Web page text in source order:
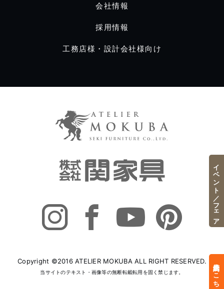
会社情報
採用情報
工務店様・設計会社様向け
Copyright ©2016 ATELIER MOKUBA ALL RIGHT RESERVED.
当サイトのテキスト・画像等の無断転載転用を固く禁じます。 来店予約はこちら
イベント／フェア